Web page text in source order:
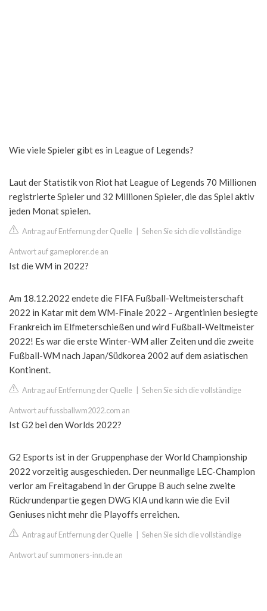
Wie viele Spieler gibt es in League of Legends?
Laut der Statistik von Riot hat League of Legends 70 Millionen
registrierte Spieler und 32 Millionen Spieler, die das Spiel aktiv
jeden Monat spielen.
Antrag auf Entfernung der Quelle Sehen Sie sich die vollständige
Antwort auf gameplorer.de an
Ist die WM in 2022?
Am 18.12.2022 endete die FIFA Fußball-Weltmeisterschaft
2022 in Katar mit dem WM-Finale 2022 – Argentinien besiegte
Frankreich im Elfmeterschießen und wird Fußball-Weltmeister
2022! Es war die erste Winter-WM aller Zeiten und die zweite
Fußball-WM nach Japan/Südkorea 2002 auf dem asiatischen
Kontinent.
Antrag auf Entfernung der Quelle Sehen Sie sich die vollständige
Antwort auf fussballwm2022.com an
Ist G2 bei den Worlds 2022?
G2 Esports ist in der Gruppenphase der World Championship
2022 vorzeitig ausgeschieden. Der neunmalige LEC-Champion
verlor am Freitagabend in der Gruppe B auch seine zweite
Rückrundenpartie gegen DWG KIA und kann wie die Evil
Geniuses nicht mehr die Playoffs erreichen.
Antrag auf Entfernung der Quelle Sehen Sie sich die vollständige
Antwort auf summoners-inn.de an